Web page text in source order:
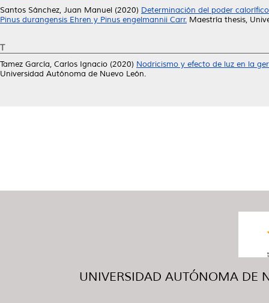
Santos Sánchez, Juan Manuel (2020) Determinación del poder
Pinus durangensis Ehren y Pinus engelmannii Carr. Maestría thesis,
T
Tamez García, Carlos Ignacio (2020) Nodricismo y efecto de luz en la
Universidad Autónoma de Nuevo León.
UNIVERSIDAD AUTÓNOMA DE